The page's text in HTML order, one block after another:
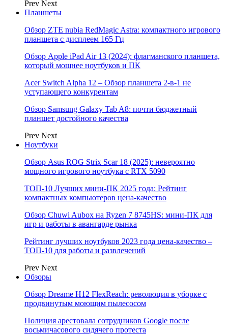
Prev Next
Планшеты
Обзор ZTE nubia RedMagic Astra: компактного игрового
планшета с дисплеем 165 Гц
Обзор Apple iPad Air 13 (2024): флагманского планшета,
который мощнее ноутбуков и ПК
Acer Switch Alpha 12 – Обзор планшета 2-в-1 не
уступающего конкурентам
Обзор Samsung Galaxy Tab A8: почти бюджетный
планшет достойного качества
Prev Next
Ноутбуки
Обзор Asus ROG Strix Scar 18 (2025): невероятно
мощного игрового ноутбука с RTX 5090
ТОП-10 Лучших мини-ПК 2025 года: Рейтинг
компактных компьютеров цена-качество
Обзор Chuwi Aubox на Ryzen 7 8745HS: мини-ПК для
игр и работы в авангарде рынка
Рейтинг лучших ноутбуков 2023 года цена-качество –
ТОП-10 для работы и развлечений
Prev Next
Обзоры
Обзор Dreame H12 FlexReach: революция в уборке с
продвинутым моющим пылесосом
Полиция арестовала сотрудников Google после
восьмичасового сидячего протеста